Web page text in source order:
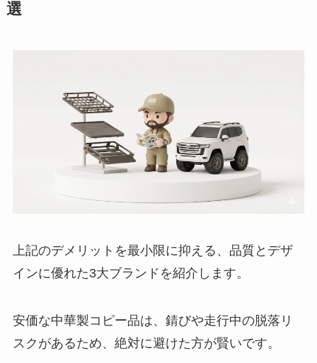
選
上記のデメリットを最小限に抑える、品質とデザ
インに優れた3大ブランドを紹介します。
安価な中華製コピー品は、錆びや走行中の脱落リ
スクがあるため、絶対に避けた方が賢いです。